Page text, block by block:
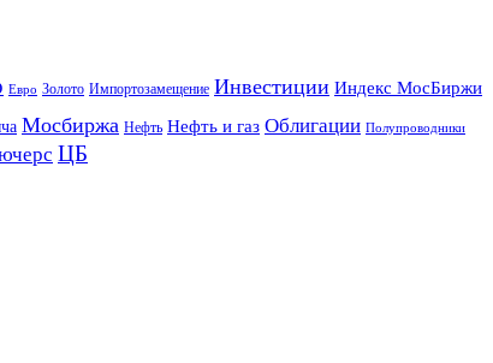
Евро Золото Импортозамещение Инвестиции Индекс МосБиржи
Мосбиржа Нефть Нефть и газ Облигации Полупроводники
ЦБ